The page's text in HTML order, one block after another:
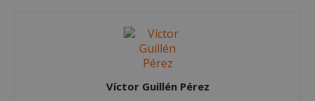
Víctor Guillén Pérez
Cookies no clasificadas
Las cookies estrictamente necesarias permiten la
funcionalidad principal del sitio web, como el
El sitio web no se puede utilizar correctamente sin